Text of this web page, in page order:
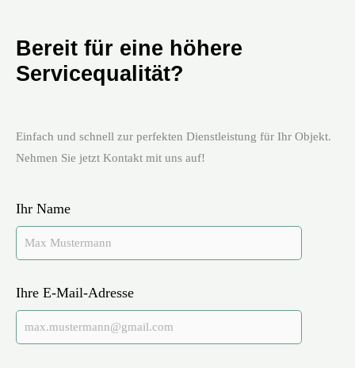
Bereit für eine höhere
Servicequalität?
Einfach und schnell zur perfekten Dienstleistung für Ihr Objekt.
Nehmen Sie jetzt Kontakt mit uns auf!
Ihr Name
Ihre E-Mail-Adresse